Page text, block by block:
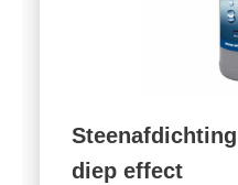
diep effect